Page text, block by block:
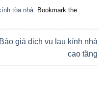
tòa nhà . Bookmark the
Báo giá dịch vụ lau kính nhà
cao tầng